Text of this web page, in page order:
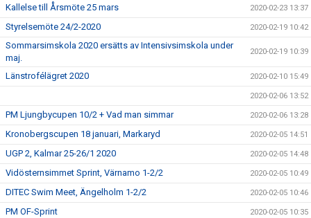
Kallelse till Årsmöte 25 mars 2020-02-23 13:37
Styrelsemöte 24/2-2020 2020-02-19 10:42
Sommarsimskola 2020 ersätts av Intensivsimskola under
maj.
2020-02-19 10:39
Länstrofélägret 2020 2020-02-10 15:49
2020-02-06 13:52
PM Ljungbycupen 10/2 + Vad man simmar 2020-02-06 13:28
Kronobergscupen 18 januari, Markaryd 2020-02-05 14:51
UGP 2, Kalmar 25-26/1 2020 2020-02-05 14:48
Vidösternsimmet Sprint, Värnamo 1-2/2 2020-02-05 10:49
DITEC Swim Meet, Ängelholm 1-2/2 2020-02-05 10:46
PM OF-Sprint 2020-02-05 10:35